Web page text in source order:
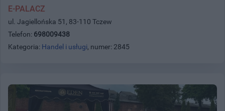
E-PALACZ
ul. Jagiellońska 51, 83-110 Tczew
Telefon: 698009438
Kategoria: Handel i usługi, numer: 2845